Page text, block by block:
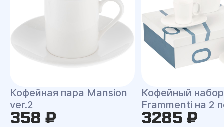
Кофейная пара Mansion
ver.2
358 ₽
Кофейный набор
Frammenti на 2
3285 ₽